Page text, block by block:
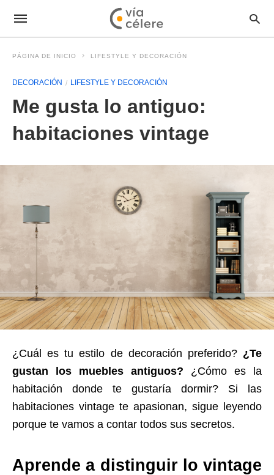
PÁGINA DE INICIO LIFESTYLE Y DECORACIÓN
DECORACIÓN LIFESTYLE Y DECORACIÓN
Me gusta lo antiguo:
habitaciones vintage
¿Cuál es tu estilo de decoración preferido?¿Te
gustan los muebles antiguos? ¿Cómo es la
habitación donde te gustaría dormir? Si las
habitaciones vintage te apasionan, sigue leyendo
porque te vamos a contar todos sus secretos.
Aprende a distinguir lo vintage